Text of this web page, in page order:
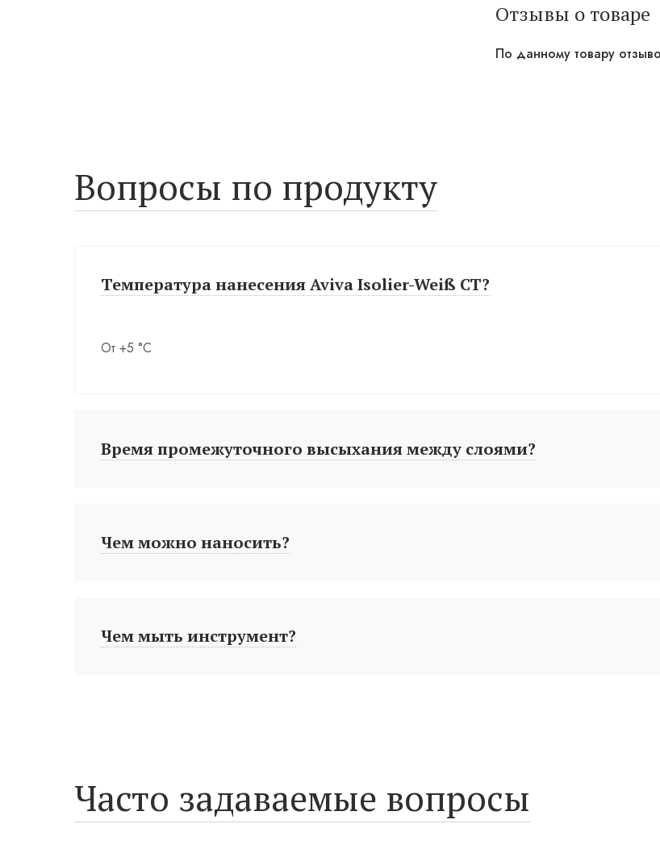
Отзывы о товаре
По данному товару
Вопросы по продукту
Температура нанесения Aviva Isolier-Weiß СТ?
От +5 °С
Время промежуточного высыхания между слоями?
Чем можно наносить?
Чем мыть инструмент?
Часто задаваемые вопросы